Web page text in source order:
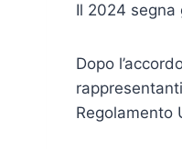
Il 2024 segna
Dopo
Regolamento